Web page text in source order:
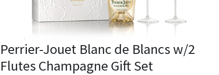
Perrier-Jouet Blanc de Blancs w/2
Flutes Champagne Gift Set